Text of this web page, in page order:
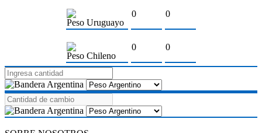
Peso Uruguayo
0 0
Peso Chileno
0 0